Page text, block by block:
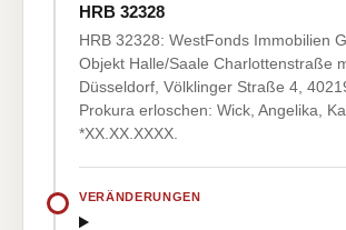
HRB 32328
HRB 32328: WestFonds Immobilien
Objekt Halle/Saale Charlottenstraße
Düsseldorf, Völklinger Straße 4,
Prokura erloschen: Wick, Angelika,
*XX.XX.XXXX.
VERÄNDERUNGEN